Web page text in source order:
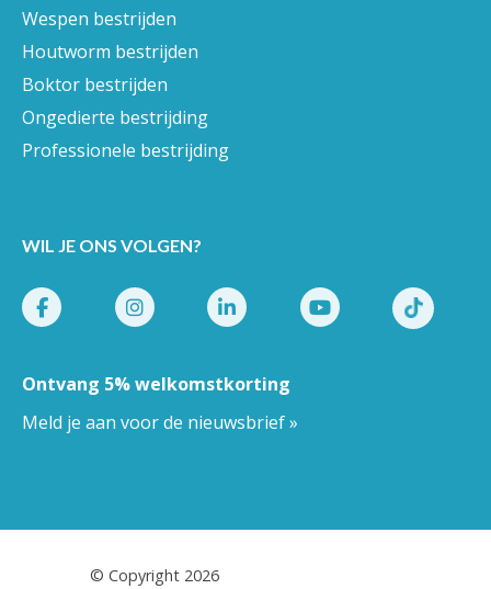
Wespen bestrijden
Houtworm bestrijden
Boktor bestrijden
Ongedierte bestrijding
Professionele bestrijding
WIL JE ONS VOLGEN?
Ontvang 5% welkomstkorting
Meld je aan voor de nieuwsbrief »
© Copyright 2026